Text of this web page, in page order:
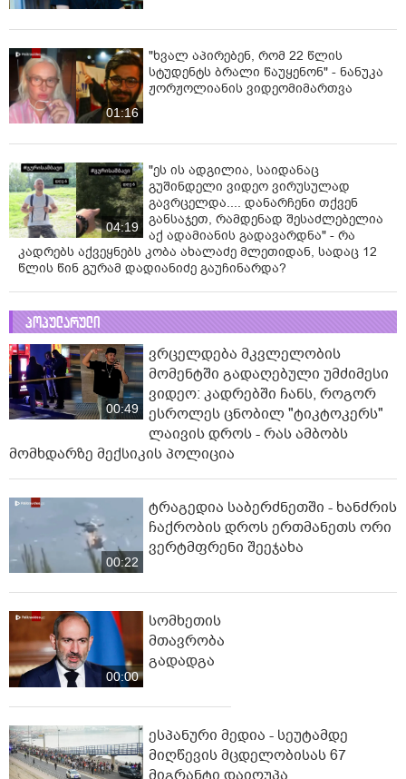
01:16
"ხვალ აპირებენ, რომ 22 წლის
სტუდენტს ბრალი წაუყენონ" - ნანუკა
ჟორჟოლიანის ვიდეომიმართვა
04:19
"ეს ის ადგილია, საიდანაც
გუშინდელი ვიდეო ვირუსულად
გავრცელდა.... დანარჩენი თქვენ
განსაჯეთ, რამდენად შესაძლებელია
აქ ადამიანის გადავარდნა" - რა
კადრებს აქვეყნებს კობა ახალაძე მლეთიდან, სადაც 12
წლის წინ გურამ დადიანიძე გაუჩინარდა?
პოპულარული
00:49
ვრცელდება მკვლელობის
მომენტში გადაღებული უმძიმესი
ვიდეო: კადრებში ჩანს, როგორ
ესროლეს ცნობილ "ტიკტოკერს"
ლაივის დროს - რას ამბობს
მომხდარზე მექსიკის პოლიცია
00:22
ტრაგედია საბერძნეთში - ხანძრის
ჩაქრობის დროს ერთმანეთს ორი
ვერტმფრენი შეეჯახა
00:00
სომხეთის
მთავრობა
გადადგა
ესპანური მედია - სეუტამდე
მიღწევის მცდელობისას 67